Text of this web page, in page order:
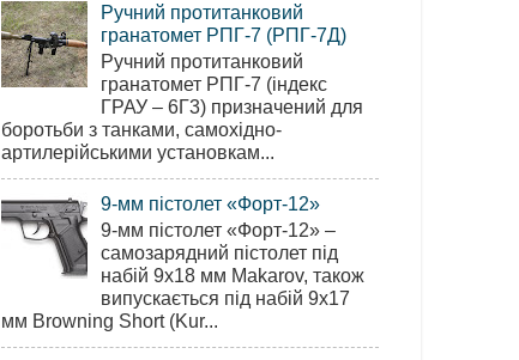
Ручний протитанковий
гранатомет РПГ-7 (РПГ-7Д)
Ручний протитанковий
гранатомет РПГ-7 (індекс
ГРАУ – 6Г3) призначений для
боротьби з танками, самохідно-
артилерійськими установкам...
9-мм пістолет «Форт-12»
9-мм пістолет «Форт-12» –
самозарядний пістолет під
набій 9х18 мм Makarov, також
випускається під набій 9х17
мм Browning Short (Kur...